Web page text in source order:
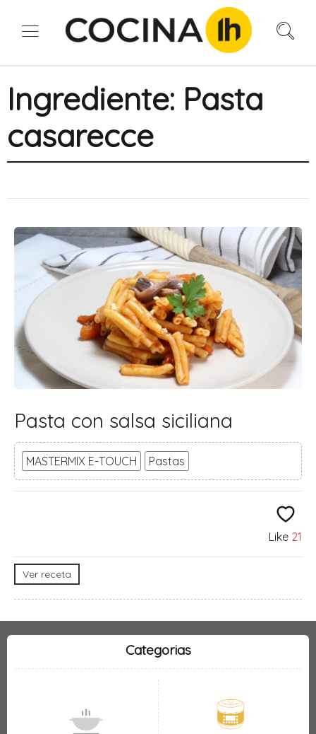
Ingrediente: Pasta
casarecce
Pasta con salsa siciliana
MASTERMIX E-TOUCH Pastas
Like 21
Ver receta
Categorias